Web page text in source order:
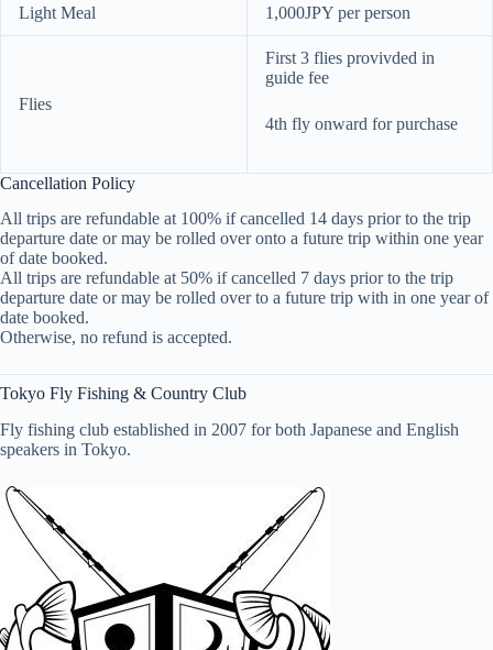
Light Meal 1,000JPY per person
Flies
First 3 flies provivded in
guide fee
4th fly onward for purchase
Cancellation Policy
All trips are refundable at 100% if cancelled 14 days prior to the trip
departure date or may be rolled over onto a future trip within one year
of date booked.
All trips are refundable at 50% if cancelled 7 days prior to the trip
departure date or may be rolled over to a future trip with in one year of
date booked.
Otherwise, no refund is accepted.
Tokyo Fly Fishing & Country Club
Fly fishing club established in 2007 for both Japanese and English
speakers in Tokyo.